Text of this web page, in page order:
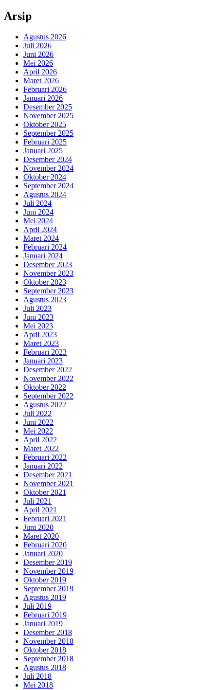
Arsip
Agustus 2026
Juli 2026
Juni 2026
Mei 2026
April 2026
Maret 2026
Februari 2026
Januari 2026
Desember 2025
November 2025
Oktober 2025
September 2025
Februari 2025
Januari 2025
Desember 2024
November 2024
Oktober 2024
September 2024
Agustus 2024
Juli 2024
Juni 2024
Mei 2024
April 2024
Maret 2024
Februari 2024
Januari 2024
Desember 2023
November 2023
Oktober 2023
September 2023
Agustus 2023
Juli 2023
Juni 2023
Mei 2023
April 2023
Maret 2023
Februari 2023
Januari 2023
Desember 2022
November 2022
Oktober 2022
September 2022
Agustus 2022
Juli 2022
Juni 2022
Mei 2022
April 2022
Maret 2022
Februari 2022
Januari 2022
Desember 2021
November 2021
Oktober 2021
Juli 2021
April 2021
Februari 2021
Juni 2020
Maret 2020
Februari 2020
Januari 2020
Desember 2019
November 2019
Oktober 2019
September 2019
Agustus 2019
Juli 2019
Februari 2019
Januari 2019
Desember 2018
November 2018
Oktober 2018
September 2018
Agustus 2018
Juli 2018
Mei 2018